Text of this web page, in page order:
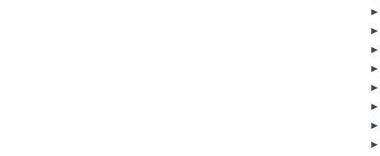
►
►
►
►
►
►
►
►